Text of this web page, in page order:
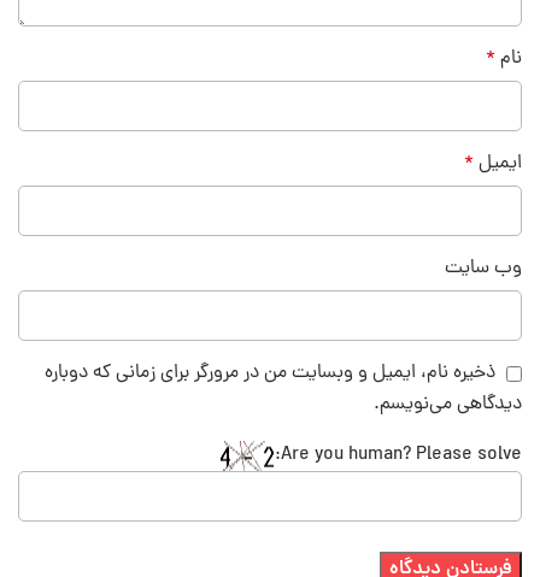
نام *
ایمیل *
وب‌ سایت
ذخیره نام، ایمیل و وبسایت من در مرورگر برای زمانی که دوباره
دیدگاهی می‌نویسم.
Are you human? Please solve: